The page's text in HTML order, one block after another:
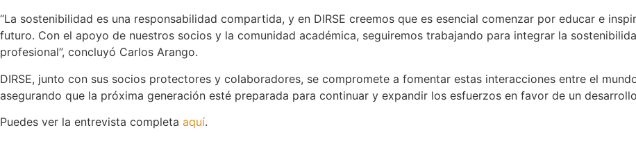
“La sostenibilidad es una responsabilidad compartida, y en DIRSE creemos que es esencial comenzar por educar e
futuro. Con el apoyo de nuestros socios y la comunidad académica, seguiremos trabajando para integrar la
profesional”, concluyó Carlos Arango.
DIRSE, junto con sus socios protectores y colaboradores, se compromete a fomentar estas interacciones entre el
asegurando que la próxima generación esté preparada para continuar y expandir los esfuerzos en favor de un
Puedes ver la entrevista completa aquí.